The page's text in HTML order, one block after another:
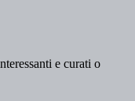
e curati o